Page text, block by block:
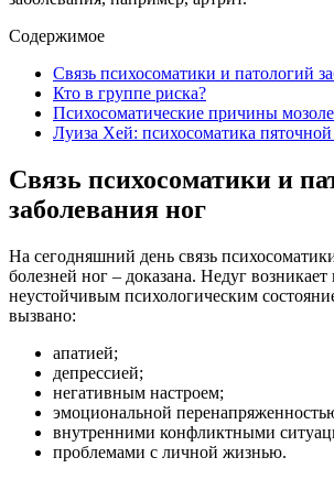
Содержимое
Связь психосоматики и патологий
Кто в группе риска?
Психосоматические причины
Луиза Хей: психосоматика
Связь психосоматики и
заболевания ног
На сегодняшний день связь
болезней ног – доказана. Недуг возникает
неустойчивым психологическим
вызвано:
апатией;
депрессией;
негативным настроем;
эмоциональной
внутренними конфликтными
проблемами с личной жизнью.